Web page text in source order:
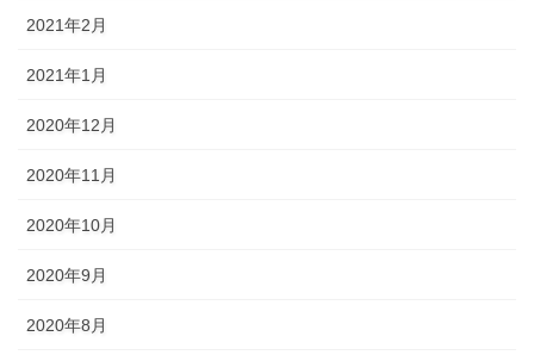
2021年2月
2021年1月
2020年12月
2020年11月
2020年10月
2020年9月
2020年8月